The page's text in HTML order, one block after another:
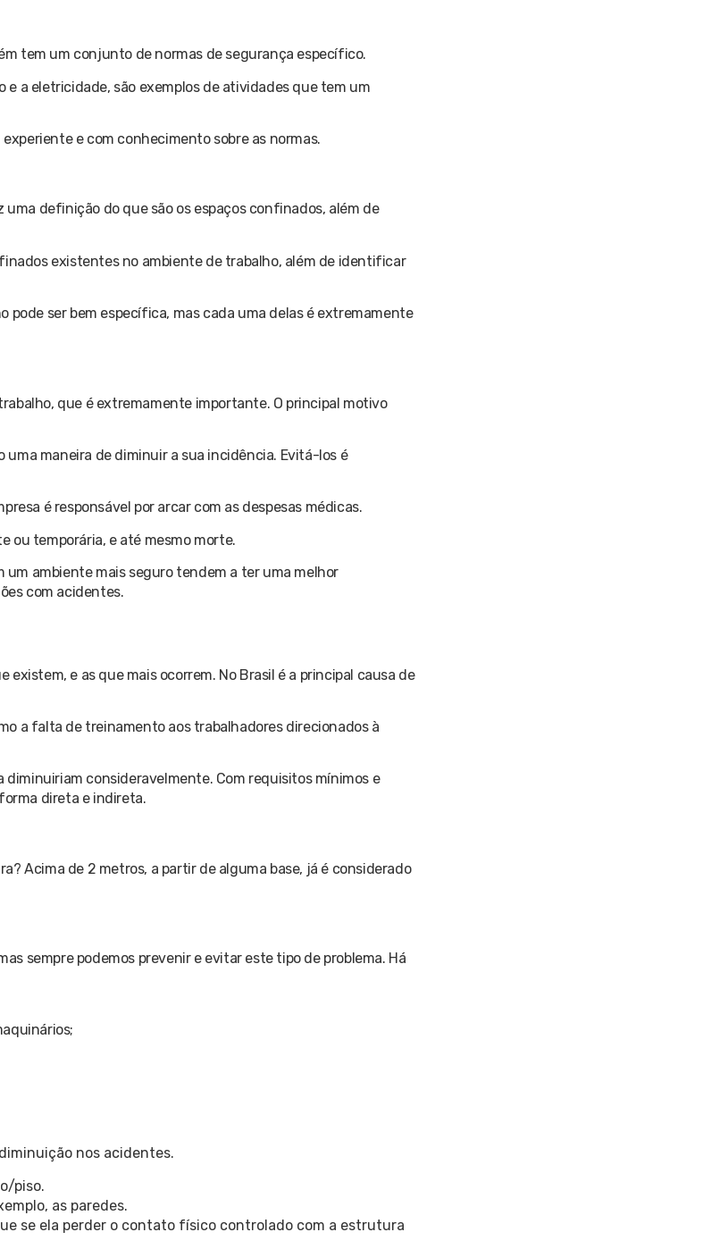
tem um conjunto de normas de segurança específico.
e a eletricidade, são exemplos de atividades que tem um
e com conhecimento sobre as normas.
definição do que são os espaços confinados, além de
existentes no ambiente de trabalho, além de identificar
ser bem específica, mas cada uma delas é extremamente
que é extremamente importante. O principal motivo
uma maneira de diminuir a sua incidência. Evitá-los é
é responsável por arcar com as despesas médicas.
ou temporária, e até mesmo morte.
ambiente mais seguro tendem a ter uma melhor
com acidentes.
e as que mais ocorrem. No Brasil é a principal causa de
a falta de treinamento aos trabalhadores direcionados à
consideravelmente. Com requisitos mínimos e
direta e indireta.
Acima de 2 metros, a partir de alguma base, já é considerado
sempre podemos prevenir e evitar este tipo de problema. Há
nos acidentes.
piso.
as paredes.
se ela perder o contato físico controlado com a estrutura